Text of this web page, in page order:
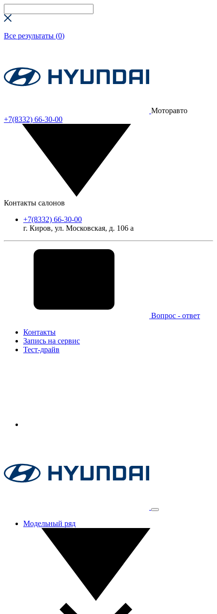
Все результаты (0)
Моторавто
+7(8332) 66-30-00
Контакты салонов
+7(8332) 66-30-00
г. Киров, ул. Московская, д. 106 а
Вопрос - ответ
Контакты
Запись на сервис
Тест-драйв
Модельный ряд